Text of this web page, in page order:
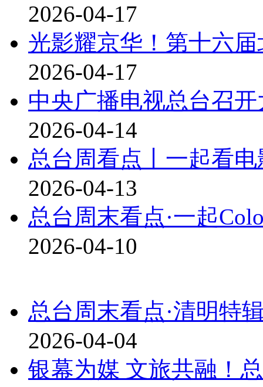
2026-04-17
光影耀京华！第十六
2026-04-17
中央广播电视总台召
2026-04-14
总台周看点丨一起看电
2026-04-13
总台周末看点·一起
2026-04-10
总台周末看点·清明特
2026-04-04
银幕为媒 文旅共融！